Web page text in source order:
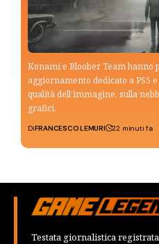
Konami e Bloober Team hanno
aggiornamento dedicato a PS5
qualità dell’immagine, sulla
grafici.
DiFRANCESCO LEMURI 22 minuti fa
Testata giornalistica